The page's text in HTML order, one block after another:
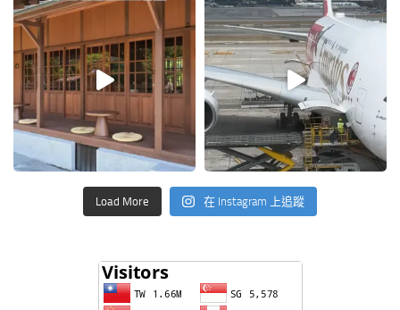
Load More 在 Instagram 上追蹤